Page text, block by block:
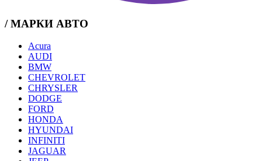
/ МАРКИ АВТО
Acura
AUDI
BMW
CHEVROLET
CHRYSLER
DODGE
FORD
HONDA
HYUNDAI
INFINITI
JAGUAR